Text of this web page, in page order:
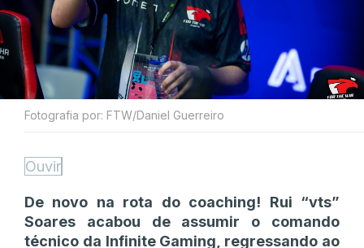
Fotografia por: FTW/Daniel Guerreiro
Ouvir
De novo na rota do coaching! Rui “vts”
Soares acabou de assumir o comando
técnico da Infinite Gaming, regressando ao